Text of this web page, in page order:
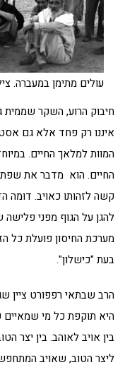
עולים מתימן במעברה.
חיבוק הרוע, השקר שממית
איננו רק פחד אלא גם
המוות למלאך החיים.
החיים. הוא מדבר את
קשה לזהותו כאויב. דומה
להגן על הגוף מפני פלישה
מערכת החיסון פועלת כל
בעת "כישלון".
הרב שבתאי רפפורט ציין
היא תוקפת כל מי
בין אויב לאוהב. בין יצר
ליצר הטוב, שאויב